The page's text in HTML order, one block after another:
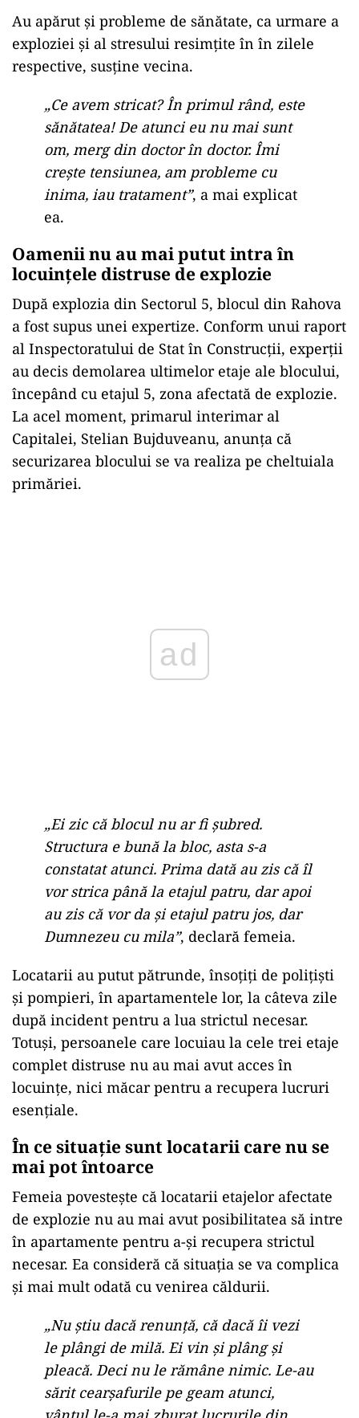
Au apărut și probleme de sănătate, ca urmare a
exploziei și al stresului resimțite în în zilele
respective, susține vecina.
„Ce avem stricat? În primul rând, este
sănătatea! De atunci eu nu mai sunt
om, merg din doctor în doctor. Îmi
crește tensiunea, am probleme cu
inima, iau tratament”, a mai explicat
ea.
Oamenii nu au mai putut intra în
locuințele distruse de explozie
După explozia din Sectorul 5, blocul din Rahova
a fost supus unei expertize. Conform unui raport
al Inspectoratului de Stat în Construcții, experții
au decis demolarea ultimelor etaje ale blocului,
începând cu etajul 5, zona afectată de explozie.
La acel moment, primarul interimar al
Capitalei, Stelian Bujduveanu, anunța că
securizarea blocului se va realiza pe cheltuiala
primăriei.
ad
„Ei zic că blocul nu ar fi șubred.
Structura e bună la bloc, asta s-a
constatat atunci. Prima dată au zis că îl
vor strica până la etajul patru, dar apoi
au zis că vor da și etajul patru jos, dar
Dumnezeu cu mila”, declară femeia.
Locatarii au putut pătrunde, însoțiți de polițiști
și pompieri, în apartamentele lor, la câteva zile
după incident pentru a lua strictul necesar.
Totuși, persoanele care locuiau la cele trei etaje
complet distruse nu au mai avut acces în
locuințe, nici măcar pentru a recupera lucruri
esențiale.
În ce situație sunt locatarii care nu se
mai pot întoarce
Femeia povestește că locatarii etajelor afectate
de explozie nu au mai avut posibilitatea să intre
în apartamente pentru a-și recupera strictul
necesar. Ea consideră că situația se va complica
și mai mult odată cu venirea căldurii.
„Nu știu dacă renunță, că dacă îi vezi
le plângi de milă. Ei vin și plâng și
pleacă. Deci nu le rămâne nimic. Le-au
sărit cearșafurile pe geam atunci,